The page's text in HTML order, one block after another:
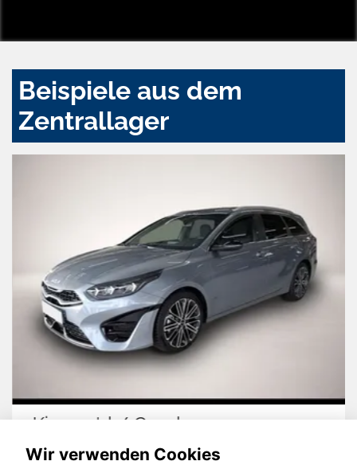
Beispiele aus dem
Zentrallager
Kia cee'd / Ceed
Wir verwenden Cookies